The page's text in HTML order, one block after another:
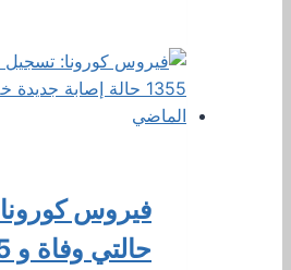
فيروس